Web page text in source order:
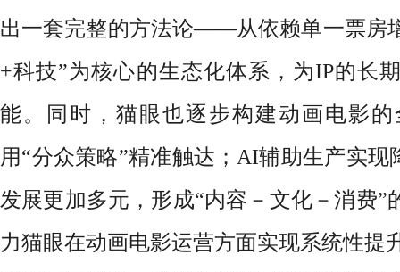
出一套完整的方法论——从依赖单一票房
+科技”为核心的生态化体系，为IP的长
能。同时，猫眼也逐步构建动画电影
用“分众策略”精准触达；AI辅助生产实现
发展更加多元，形成“内容－文化－消费”
力猫眼在动画电影运营方面实现系统性提